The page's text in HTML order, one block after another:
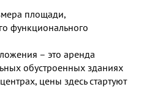
площади,
функционального
– это аренда
обустроенных зданиях
цены здесь стартуют